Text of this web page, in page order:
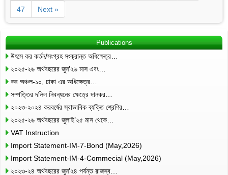
47 Next »
Publications
উৎসে কর কর্তন/সংগ্রহ সংক্রান্ত অধিক্ষেত্র…
২০২৫-২৬ অর্থবছরের জুন’২৬ মাস এবং…
কর অঞ্চল-১০, ঢাকা এর অধিক্ষেত্র…
সম্পত্তির দলিল নিবন্ধনের ক্ষেত্রে দানকর…
২০২৩-২০২৪ করবর্ষের স্বাভাবিক ব্যক্তি শ্রেণির…
২০২৫-২৬ অর্থবছরের জুলাই’২৫ মাস থেকে…
VAT Instruction
Import Statement-IM-7-Bond (May,2026)
Import Statement-IM-4-Commecial (May,2026)
২০২৩-২৪ অর্থবছরের জুন’২৪ পর্যন্ত রাজস্ব…